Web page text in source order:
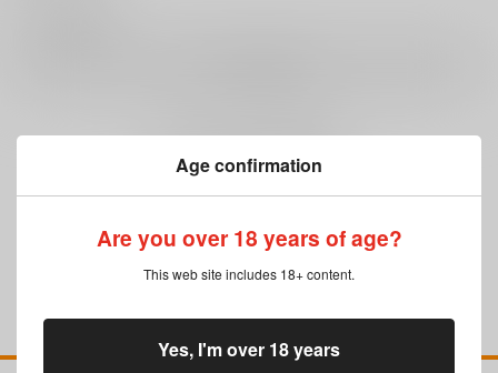
Age confirmation
Are you over 18 years of age?
This web site includes 18+ content.
Yes, I'm over 18 years